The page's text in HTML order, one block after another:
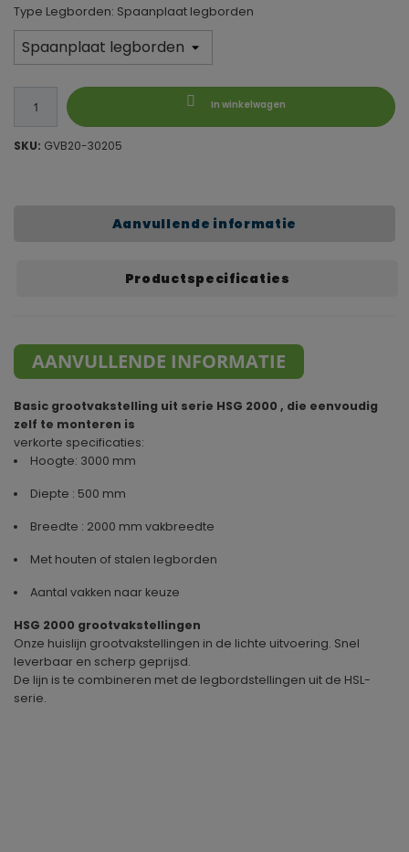
Type Legborden: Spaanplaat legborden
In winkelwagen
SKU: GVB20-30205
Aanvullende informatie
Productspecificaties
AANVULLENDE INFORMATIE
Basic grootvakstelling uit serie HSG 2000 , die eenvoudig
zelf te monteren is
verkorte specificaties:
Hoogte: 3000 mm
Diepte : 500 mm
Breedte : 2000 mm vakbreedte
Met houten of stalen legborden
Aantal vakken naar keuze
HSG 2000 grootvakstellingen
Onze huislijn grootvakstellingen in de lichte uitvoering. Snel
leverbaar en scherp geprijsd.
De lijn is te combineren met de legbordstellingen uit de HSL-
serie.